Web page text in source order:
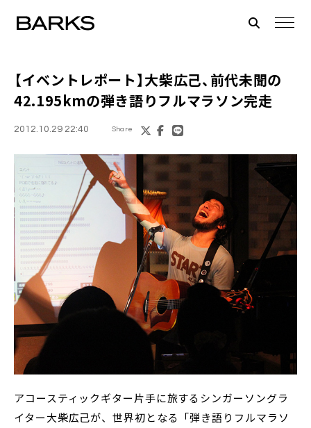
【イベントレポート】大柴広己、前代未聞の
42.195kmの弾き語りフルマラソン完走
2012.10.29 22:40 Share
アコースティックギター片手に旅するシンガーソングラ
イター大柴広己が、世界初となる「弾き語りフルマラソ